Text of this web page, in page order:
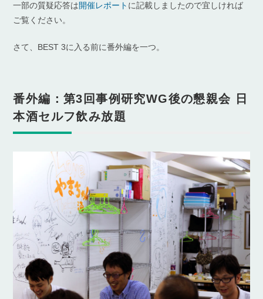
一部の質疑応答は開催レポート に記載しましたので宜しければ
ご覧ください。
さて、BEST 3に入る前に番外編を一つ。
番外編：第3回事例研究WG後の懇親会 日
本酒セルフ飲み放題